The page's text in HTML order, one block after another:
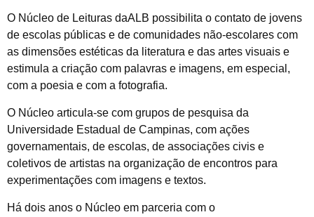
O Núcleo de Leituras daALB possibilita o contato de jovens
de escolas públicas e de comunidades não-escolares com
as dimensões estéticas da literatura e das artes visuais e
estimula a criação com palavras e imagens, em especial,
com a poesia e com a fotografia.
O Núcleo articula-se com grupos de pesquisa da
Universidade Estadual de Campinas, com ações
governamentais, de escolas, de associações civis e
coletivos de artistas na organização de encontros para
experimentações com imagens e textos.
Há dois anos o Núcleo em parceria com o